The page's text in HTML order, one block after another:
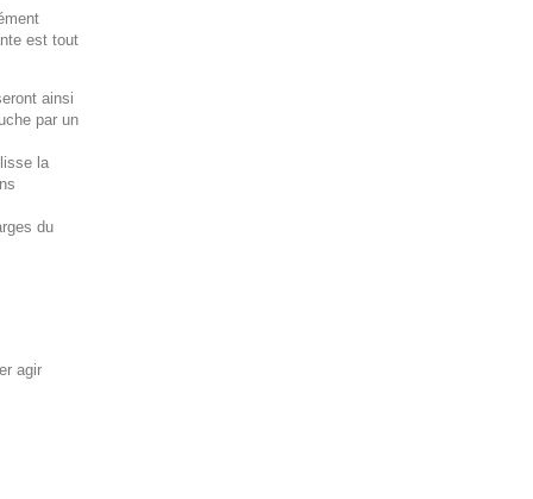
est tout
ainsi
par un
la
du
agir